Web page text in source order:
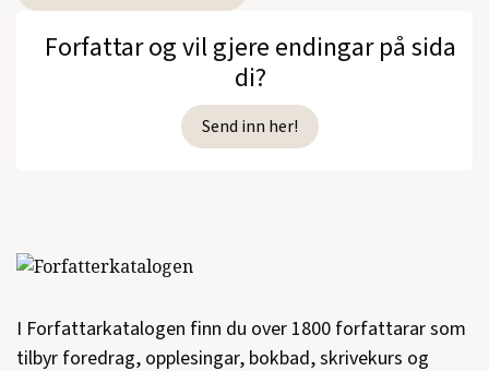
(Gyldendal Norsk Forlag,
En spissformulering.(Gyldendal Norsk
Roman, 1995)
Forfattar og vil gjere endingar på sida
di?
Send inn her!
I Forfattarkatalogen finn du over 1800 forfattarar som
tilbyr foredrag, opplesingar, bokbad, skrivekurs og